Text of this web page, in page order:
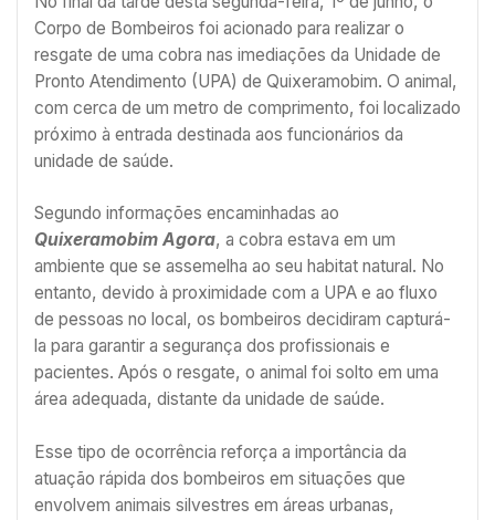
Corpo de Bombeiros foi acionado para realizar o
resgate de uma cobra nas imediações da Unidade de
Pronto Atendimento (UPA) de Quixeramobim. O animal,
com cerca de um metro de comprimento, foi localizado
próximo à entrada destinada aos funcionários da
unidade de saúde.
Segundo informações encaminhadas ao
Quixeramobim Agora, a cobra estava em um
ambiente que se assemelha ao seu habitat natural. No
entanto, devido à proximidade com a UPA e ao fluxo
de pessoas no local, os bombeiros decidiram capturá-
la para garantir a segurança dos profissionais e
pacientes. Após o resgate, o animal foi solto em uma
área adequada, distante da unidade de saúde.
Esse tipo de ocorrência reforça a importância da
atuação rápida dos bombeiros em situações que
envolvem animais silvestres em áreas urbanas,